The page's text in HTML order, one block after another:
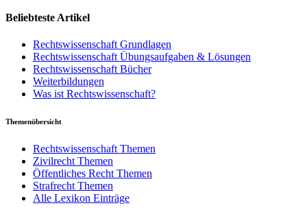
Beliebteste Artikel
Rechtswissenschaft Grundlagen
Rechtswissenschaft Übungsaufgaben & Lösungen
Rechtswissenschaft Bücher
Weiterbildungen
Was ist Rechtswissenschaft?
Themenübersicht
Rechtswissenschaft Themen
Zivilrecht Themen
Öffentliches Recht Themen
Strafrecht Themen
Alle Lexikon Einträge